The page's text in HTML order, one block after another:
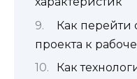
Как перейти
проекта к
Как